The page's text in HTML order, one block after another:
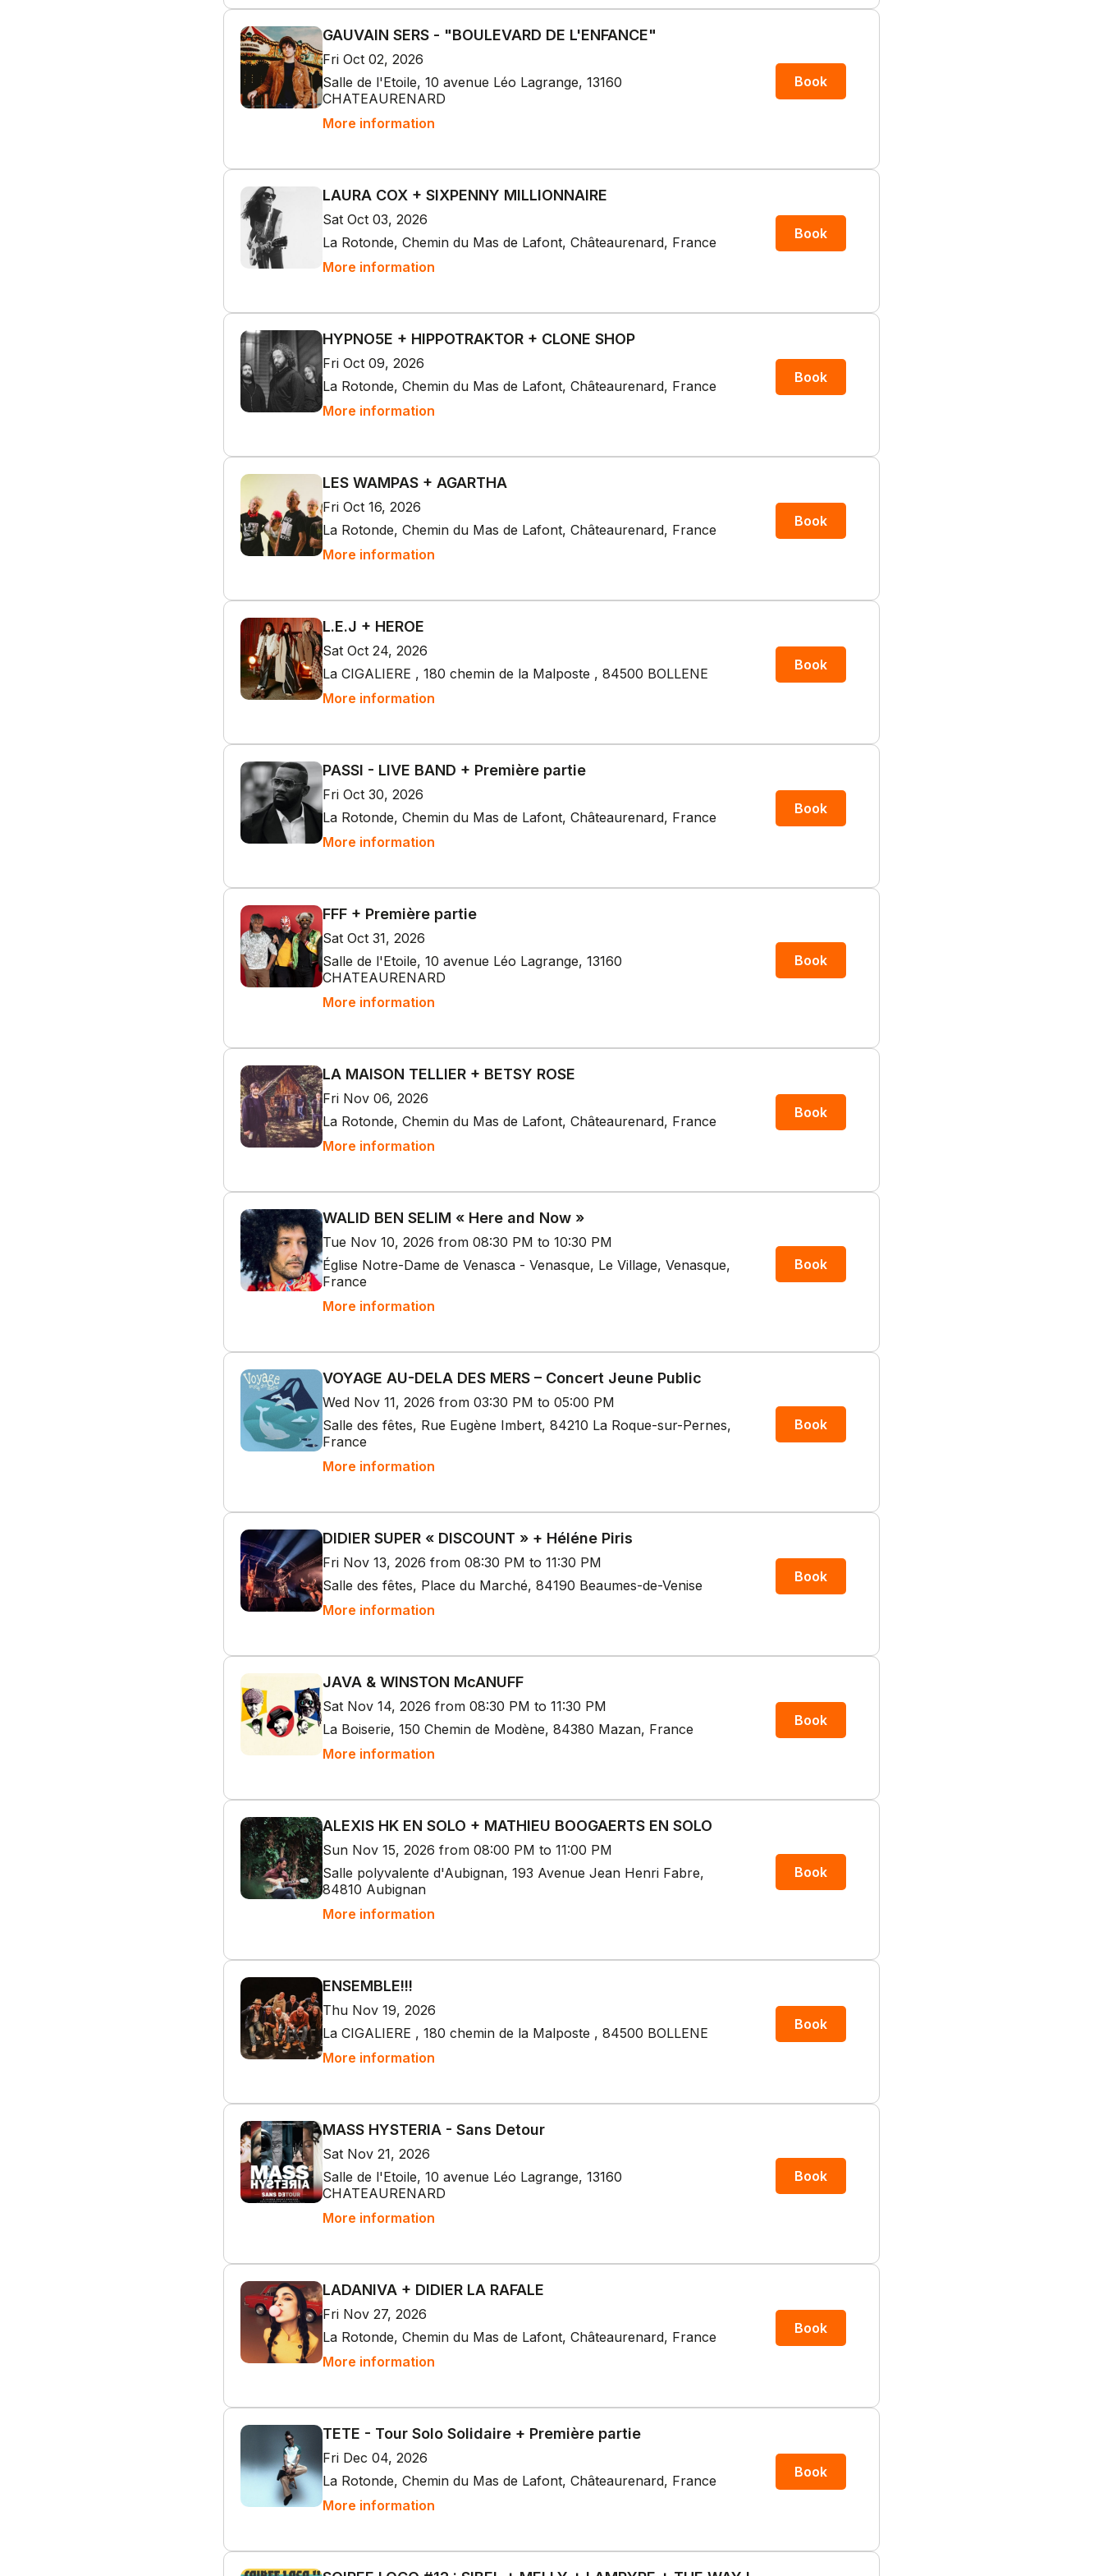
GAUVAIN SERS - "BOULEVARD DE L'ENFANCE"
Fri Oct 02, 2026
Salle de l'Etoile, 10 avenue Léo Lagrange, 13160
CHATEAURENARD
More information
Book
LAURA COX + SIXPENNY MILLIONNAIRE
Sat Oct 03, 2026
La Rotonde, Chemin du Mas de Lafont, Châteaurenard, France
More information
Book
HYPNO5E + HIPPOTRAKTOR + CLONE SHOP
Fri Oct 09, 2026
La Rotonde, Chemin du Mas de Lafont, Châteaurenard, France
More information
Book
LES WAMPAS + AGARTHA
Fri Oct 16, 2026
La Rotonde, Chemin du Mas de Lafont, Châteaurenard, France
More information
Book
L.E.J + HEROE
Sat Oct 24, 2026
La CIGALIERE , 180 chemin de la Malposte , 84500 BOLLENE
More information
Book
PASSI - LIVE BAND + Première partie
Fri Oct 30, 2026
La Rotonde, Chemin du Mas de Lafont, Châteaurenard, France
More information
Book
FFF + Première partie
Sat Oct 31, 2026
Salle de l'Etoile, 10 avenue Léo Lagrange, 13160
CHATEAURENARD
More information
Book
LA MAISON TELLIER + BETSY ROSE
Fri Nov 06, 2026
La Rotonde, Chemin du Mas de Lafont, Châteaurenard, France
More information
Book
WALID BEN SELIM « Here and Now »
Tue Nov 10, 2026 from 08:30 PM to 10:30 PM
Église Notre-Dame de Venasca - Venasque, Le Village, Venasque,
France
More information
Book
VOYAGE AU-DELA DES MERS – Concert Jeune Public
Wed Nov 11, 2026 from 03:30 PM to 05:00 PM
Salle des fêtes, Rue Eugène Imbert, 84210 La Roque-sur-Pernes,
France
More information
Book
DIDIER SUPER « DISCOUNT » + Héléne Piris
Fri Nov 13, 2026 from 08:30 PM to 11:30 PM
Salle des fêtes, Place du Marché, 84190 Beaumes-de-Venise
More information
Book
JAVA & WINSTON McANUFF
Sat Nov 14, 2026 from 08:30 PM to 11:30 PM
La Boiserie, 150 Chemin de Modène, 84380 Mazan, France
More information
Book
ALEXIS HK EN SOLO + MATHIEU BOOGAERTS EN SOLO
Sun Nov 15, 2026 from 08:00 PM to 11:00 PM
Salle polyvalente d'Aubignan, 193 Avenue Jean Henri Fabre,
84810 Aubignan
More information
Book
ENSEMBLE!!!
Thu Nov 19, 2026
La CIGALIERE , 180 chemin de la Malposte , 84500 BOLLENE
More information
Book
MASS HYSTERIA - Sans Detour
Sat Nov 21, 2026
Salle de l'Etoile, 10 avenue Léo Lagrange, 13160
CHATEAURENARD
More information
Book
LADANIVA + DIDIER LA RAFALE
Fri Nov 27, 2026
La Rotonde, Chemin du Mas de Lafont, Châteaurenard, France
More information
Book
TETE - Tour Solo Solidaire + Première partie
Fri Dec 04, 2026
La Rotonde, Chemin du Mas de Lafont, Châteaurenard, France
More information
Book